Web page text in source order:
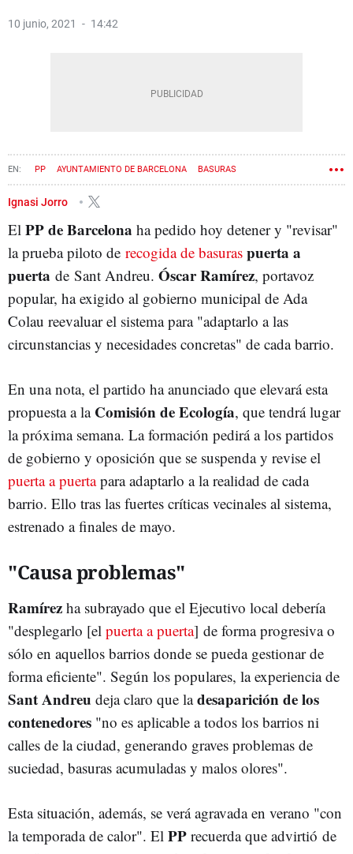
10 junio, 2021 14:42
PP AYUNTAMIENTO DE BARCELONA BASURAS
Ignasi Jorro
El PP de Barcelona ha pedido hoy detener y "revisar"
la prueba piloto de recogida de basuras puerta a
puerta de Sant Andreu. Óscar Ramírez, portavoz
popular, ha exigido al gobierno municipal de Ada
Colau reevaluar el sistema para "adaptarlo a las
circunstancias y necesidades concretas" de cada barrio.
En una nota, el partido ha anunciado que elevará esta
propuesta a la Comisión de Ecología, que tendrá lugar
la próxima semana. La formación pedirá a los partidos
de gobierno y oposición que se suspenda y revise el
puerta a puertapara adaptarlo a la realidad de cada
barrio. Ello tras las fuertes críticas vecinales al sistema,
estrenado a finales de mayo.
"Causa problemas"
Ramírez ha subrayado que el Ejecutivo local debería
"desplegarlo [el puerta a puerta] de forma progresiva o
sólo en aquellos barrios donde se pueda gestionar de
forma eficiente". Según los populares, la experiencia de
Sant Andreu deja claro que ladesaparición de los
contenedores "no es aplicable a todos los barrios ni
calles de la ciudad, generando graves problemas de
suciedad, basuras acumuladas y malos olores".
Esta situación, además, se verá agravada en verano "con
la temporada de calor". El PP recuerda que advirtió de